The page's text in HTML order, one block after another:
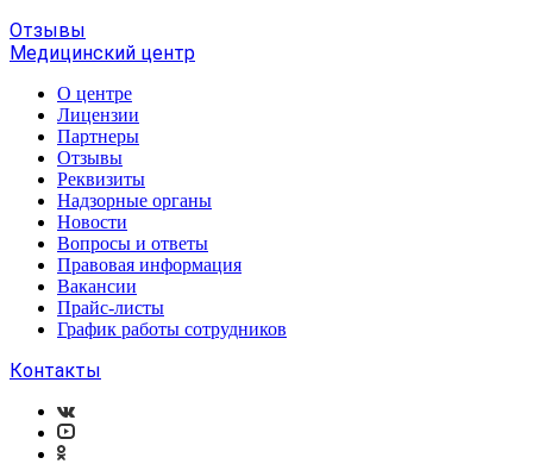
Отзывы
Медицинский центр
О центре
Лицензии
Партнеры
Отзывы
Реквизиты
Надзорные органы
Новости
Вопросы и ответы
Правовая информация
Вакансии
Прайс-листы
График работы сотрудников
Контакты